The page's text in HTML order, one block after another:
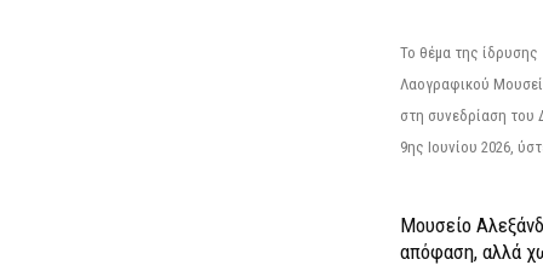
Το θέμα της ίδρυσης
Λαογραφικού
στη συνεδρίαση του
9ης Ιουνίου 2026,
Μουσείο
απόφαση, αλλά